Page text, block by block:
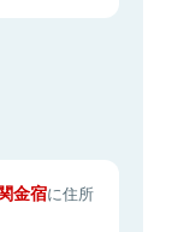
金宿に住所